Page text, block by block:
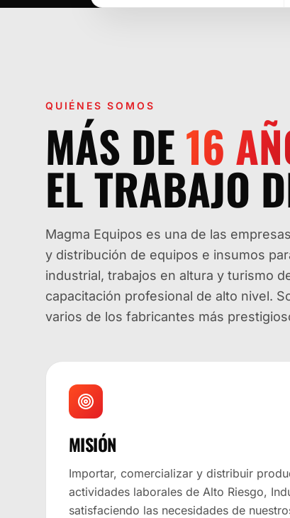
QUIÉNES SOMOS
MÁS DE16
EL TRABAJO
Magma Equipos es una de las
y distribución de equipos e insumos
industrial, trabajos en altura y turismo
capacitación profesional de alto nivel.
varios de los fabricantes más
MISIÓN
Importar, comercializar y distribuir
actividades laborales de Alto Riesgo,
satisfaciendo las necesidades de